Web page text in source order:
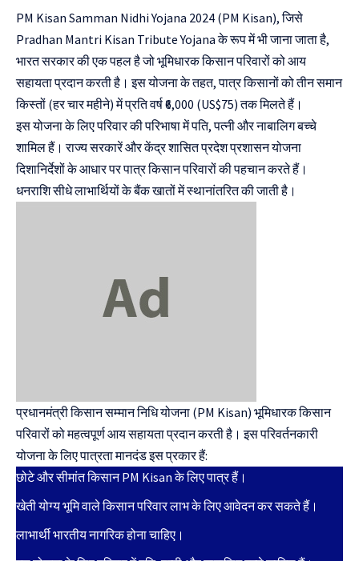
PM Kisan Samman Nidhi Yojana 2024 (PM Kisan), जिसे
Pradhan Mantri Kisan Tribute Yojana के रूप में भी जाना जाता है,
भारत सरकार की एक पहल है जो भूमिधारक किसान परिवारों को आय
सहायता प्रदान करती है। इस योजना के तहत, पात्र किसानों को तीन समान
किस्तों (हर चार महीने) में प्रति वर्ष ₹6,000 (US$75) तक मिलते हैं।
इस योजना के लिए परिवार की परिभाषा में पति, पत्नी और नाबालिग बच्चे
शामिल हैं। राज्य सरकारें और केंद्र शासित प्रदेश प्रशासन योजना
दिशानिर्देशों के आधार पर पात्र किसान परिवारों की पहचान करते हैं।
धनराशि सीधे लाभार्थियों के बैंक खातों में स्थानांतरित की जाती है।
प्रधानमंत्री किसान सम्मान निधि योजना (PM Kisan) भूमिधारक किसान
परिवारों को महत्वपूर्ण आय सहायता प्रदान करती है। इस परिवर्तनकारी
योजना के लिए पात्रता मानदंड इस प्रकार हैं:
छोटे और सीमांत किसान PM Kisan के लिए पात्र हैं।
खेती योग्य भूमि वाले किसान परिवार लाभ के लिए आवेदन कर सकते हैं।
लाभार्थी भारतीय नागरिक होना चाहिए।